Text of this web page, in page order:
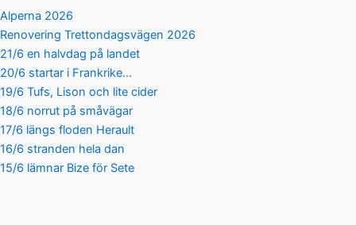
Alperna 2026
Renovering Trettondagsvägen 2026
21/6 en halvdag på landet
20/6 startar i Frankrike…
19/6 Tufs, Lison och lite cider
18/6 norrut på småvägar
17/6 längs floden Herault
16/6 stranden hela dan
15/6 lämnar Bize för Sete